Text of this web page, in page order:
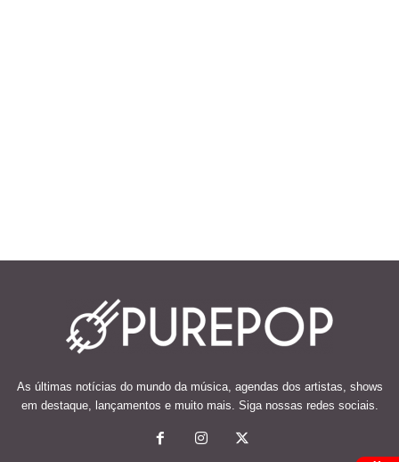
As últimas notícias do mundo da música, agendas dos artistas, shows
em destaque, lançamentos e muito mais. Siga nossas redes sociais.